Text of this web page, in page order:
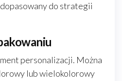
do strategii
personalizacji. Można
lub wielokolorowy